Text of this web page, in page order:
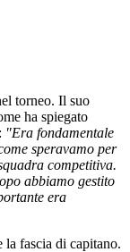
torneo. Il suo
ha spiegato
"Era fondamentale
speravamo per
competitiva.
abbiamo gestito
era
fascia di capitano.